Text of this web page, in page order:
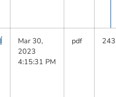
Mar 30,
2023
4:15:31 PM
pdf